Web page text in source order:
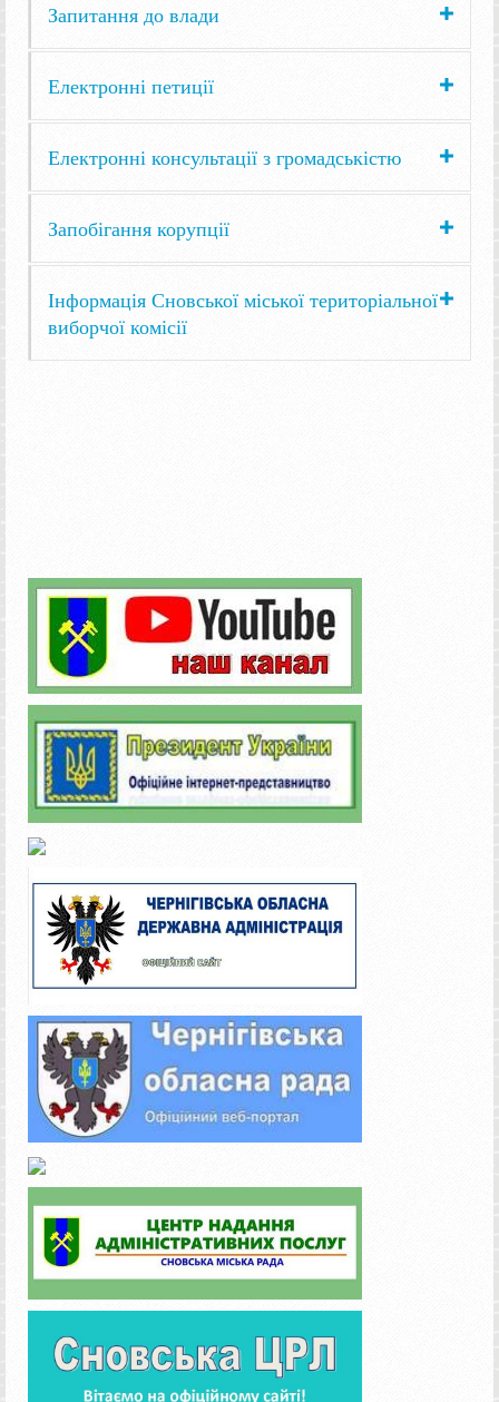
Запитання до влади
Електронні петиції
Електронні консультації з громадськістю
Запобігання корупції
Інформація Сновської міської територіальної
виборчої комісії